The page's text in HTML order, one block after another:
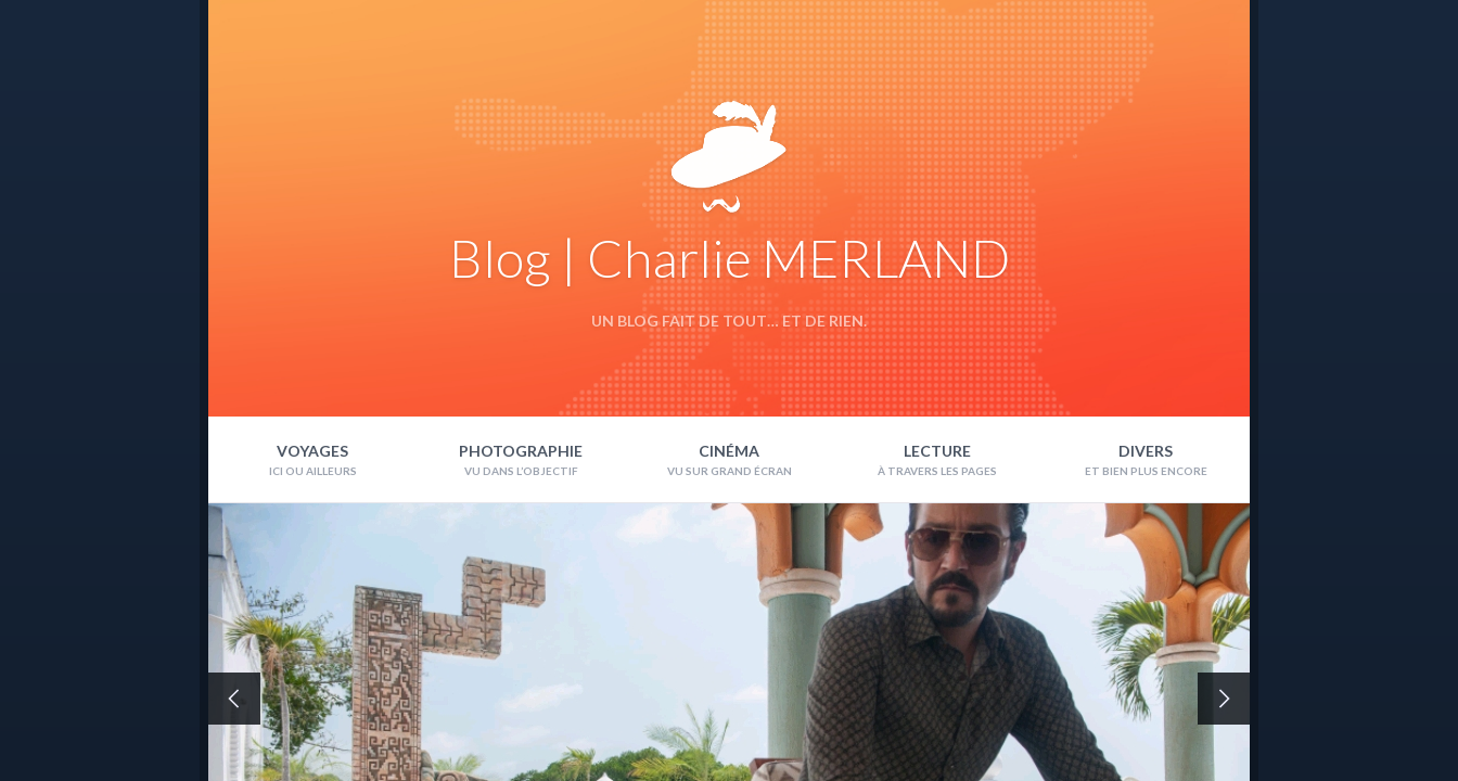
Blog | Charlie MERLAND
UN BLOG FAIT DE TOUT… ET DE RIEN.
VOYAGES PHOTOGRAPHIE CINÉMA LECTURE DIVERS